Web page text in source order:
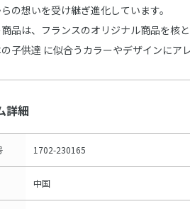
の想いを受け継ぎ進化しています。
品は、フランスのオリジナル商品を核と
子供達 に似合うカラーやデザインにア
詳細
1702-230165
中国